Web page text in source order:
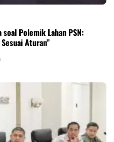
Polemik Lahan PSN:
Aturan”